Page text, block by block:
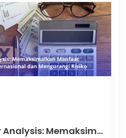
Jasa Tax Treaty Analysis: Memaksimalkan Manfaat Perjanjian Pajak Internasional dan Mengurangi Risiko Pajak Lintas Negara